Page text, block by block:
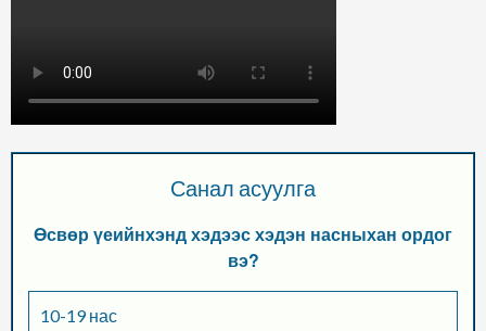
Санал асуулга
Өсвөр үеийнхэнд хэдээс хэдэн насныхан ордог
вэ?
10-19 нас